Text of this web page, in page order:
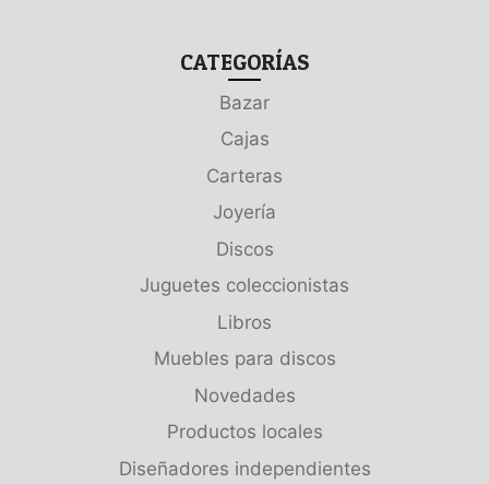
CATEGORÍAS
Bazar
Cajas
Carteras
Joyería
Discos
Juguetes coleccionistas
Libros
Muebles para discos
Novedades
Productos locales
Diseñadores independientes